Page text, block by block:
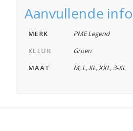
Aanvullende
MERK
PME Legend
KLEUR
Groen
MAAT
M, L,XL,XXL,3-XL